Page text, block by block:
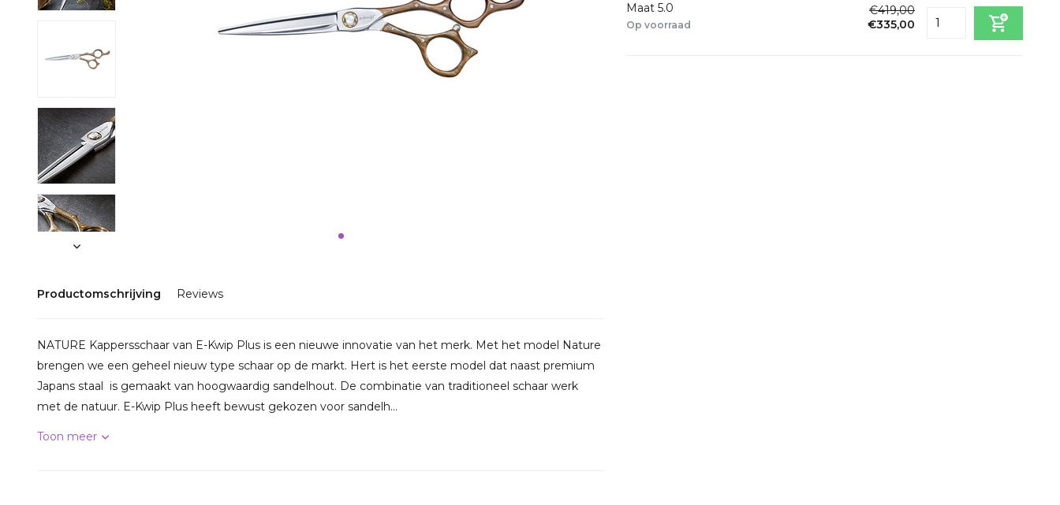
Productomschrijving Reviews
NATURE Kappersschaar van E-Kwip Plus is een nieuwe innovatie van het merk. Met het model Nature
brengen we een geheel nieuw type schaar op de markt. Hert is het eerste model dat naast premium
Japans staal is gemaakt van hoogwaardig sandelhout. De combinatie van traditioneel schaar werk
met de natuur. E-Kwip Plus heeft bewust gekozen voor sandelh...
Toon meer
Maat 5.0
Op voorraad
€419,00
€335,00